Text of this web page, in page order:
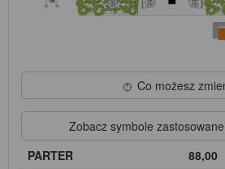
Co możesz
Zobacz symbole
PARTER
88,00